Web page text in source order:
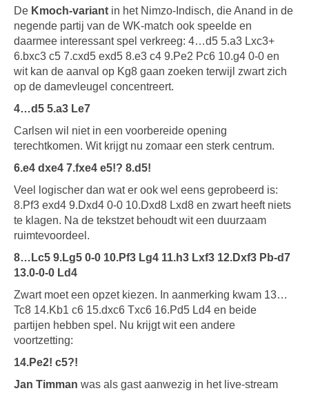
De Kmoch-variant in het Nimzo-Indisch, die Anand in de
negende partij van de WK-match ook speelde en
daarmee interessant spel verkreeg: 4…d5 5.a3 Lxc3+
6.bxc3 c5 7.cxd5 exd5 8.e3 c4 9.Pe2 Pc6 10.g4 0-0 en
wit kan de aanval op Kg8 gaan zoeken terwijl zwart zich
op de damevleugel concentreert.
4…d5 5.a3 Le7
Carlsen wil niet in een voorbereide opening
terechtkomen. Wit krijgt nu zomaar een sterk centrum.
6.e4 dxe4 7.fxe4 e5!? 8.d5!
Veel logischer dan wat er ook wel eens geprobeerd is:
8.Pf3 exd4 9.Dxd4 0-0 10.Dxd8 Lxd8 en zwart heeft niets
te klagen. Na de tekstzet behoudt wit een duurzaam
ruimtevoordeel.
8…Lc5 9.Lg5 0-0 10.Pf3 Lg4 11.h3 Lxf3 12.Dxf3 Pb-d7
13.0-0-0 Ld4
Zwart moet een opzet kiezen. In aanmerking kwam 13…
Tc8 14.Kb1 c6 15.dxc6 Txc6 16.Pd5 Ld4 en beide
partijen hebben spel. Nu krijgt wit een andere
voortzetting:
14.Pe2! c5?!
Jan Timman was als gast aanwezig in het live-stream